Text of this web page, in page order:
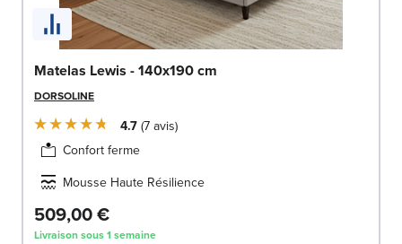
Matelas Lewis - 140x190 cm
DORSOLINE
4.7 7 avis
Confort ferme
Mousse Haute Résilience
509,00 €
Livraison sous 1 semaine